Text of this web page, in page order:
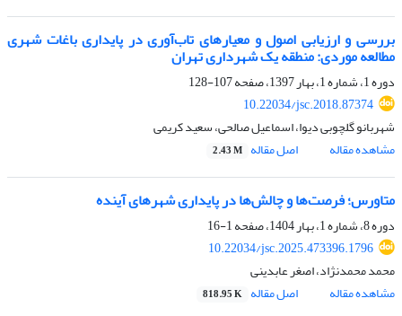
بررسی و ارزیابی اصول و معیارهای تاب‌آوری در پایداری باغات شهری
مطالعه موردی: منطقه یک شهرداری تهران
دوره 1، شماره 1، بهار 1397، صفحه
107-128
10.22034/jsc.2018.87374
شهربانو گلچوبی دیوا، اسماعیل صالحی، سعید کریمی
مشاهده مقاله
اصل مقاله 2.43 M
متاورس؛ فرصت‌ها و چالش‌ها در پایداری شهرهای آینده
دوره 8، شماره 1، بهار 1404، صفحه
1-16
10.22034/jsc.2025.473396.1796
محمد محمدنژاد، اصغر عابدینی
مشاهده مقاله
اصل مقاله 818.95 K